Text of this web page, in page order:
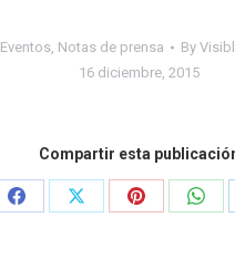
Eventos, Notas de prensa By
16 diciembre, 2015
Compartir esta
Share
Share
Share